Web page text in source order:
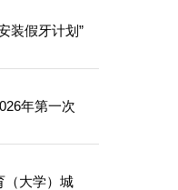
装假牙计划”
年第一次
（大学）城